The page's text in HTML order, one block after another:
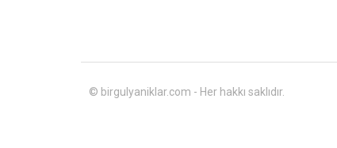
© birgulyaniklar.com - Her hakkı saklıdır.